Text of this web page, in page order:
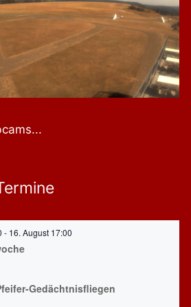
- 16. August 17:00
Gedächtnisfliegen